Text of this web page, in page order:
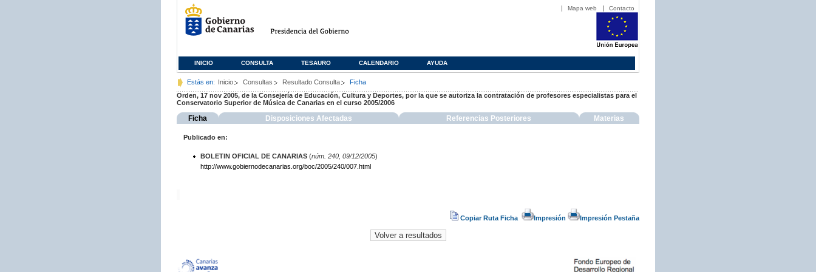
Mapa web Contacto
INICIO CONSULTA TESAURO CALENDARIO AYUDA
Estás en: Inicio Consultas Resultado Consulta
Ficha
Orden, 17 nov 2005, de la Consejería de Educación, Cultura y Deportes, por la que se autoriza la contratación de profesores especialistas para el
Conservatorio Superior de Música de Canarias en el curso 2005/2006
Ficha Disposiciones Afectadas Referencias Posteriores Materias
Publicado en:
BOLETIN OFICIAL DE CANARIAS(núm. 240, 09/12/2005)
http://www.gobiernodecanarias.org/boc/2005/240/007.html
Copiar Ruta Ficha Impresión Impresión Pestaña